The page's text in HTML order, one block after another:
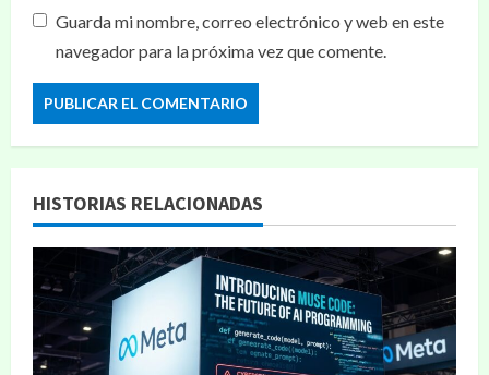
Guarda mi nombre, correo electrónico y web en este
navegador para la próxima vez que comente.
HISTORIAS RELACIONADAS